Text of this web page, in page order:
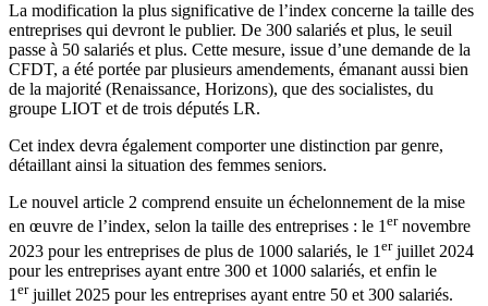
La modification la plus significative de l’index concerne la taille des
entreprises qui devront le publier. De 300 salariés et plus, le seuil
passe à 50 salariés et plus. Cette mesure, issue d’une demande de la
CFDT, a été portée par plusieurs amendements, émanant aussi bien
de la majorité (Renaissance, Horizons), que des socialistes, du
groupe LIOT et de trois députés LR.
Cet index devra également comporter une distinction par genre,
détaillant ainsi la situation des femmes seniors.
Le nouvel article 2 comprend ensuite un échelonnement de la mise
en œuvre de l’index, selon la taille des entreprises : le 1 ernovembre
2023 pour les entreprises de plus de 1000 salariés, le 1 erjuillet 2024
pour les entreprises ayant entre 300 et 1000 salariés, et enfin le
1 erjuillet 2025 pour les entreprises ayant entre 50 et 300 salariés.